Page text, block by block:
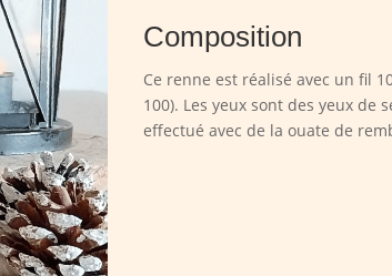
Composition
Ce renne est réalisé avec un fil
100). Les yeux sont des yeux
effectué avec de la ouate de